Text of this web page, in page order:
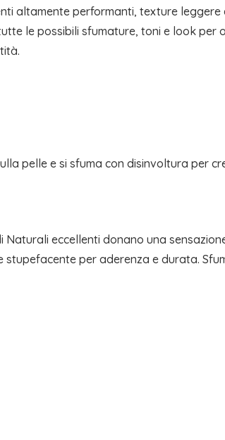
altamente performanti, texture leggere
le possibili sfumature, toni e look per
pelle e si sfuma con disinvoltura per
eccellenti donano una
per aderenza e durata.